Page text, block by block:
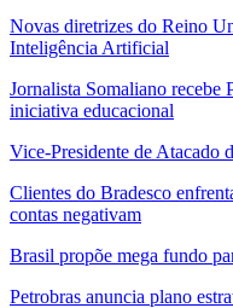
Novas diretrizes do Reino
Inteligência Artificial
Jornalista Somaliano recebe
iniciativa educacional
Vice-Presidente de Atacado
Clientes do Bradesco
contas negativam
Brasil propõe mega fundo
Petrobras anuncia plano